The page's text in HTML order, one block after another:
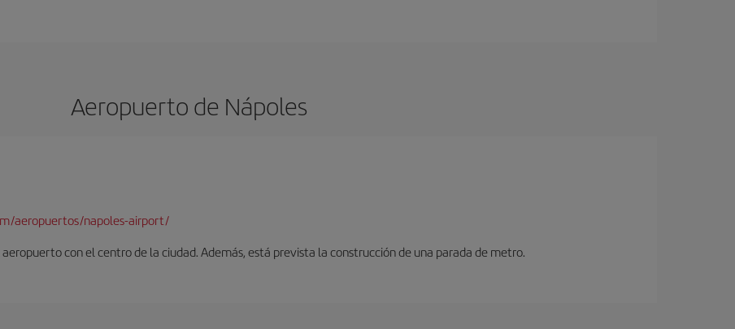
Aeropuerto de Nápoles
aeropuertos/napoles-airport/
con el centro de la ciudad. Además, está prevista la construcción de una parada de metro.